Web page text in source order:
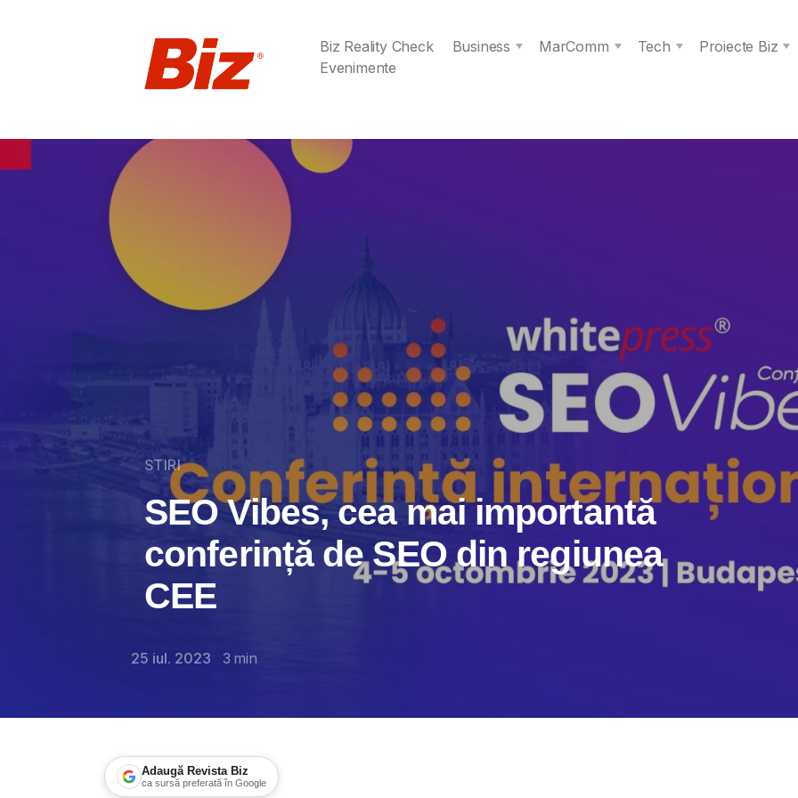
Biz Reality Check Business MarComm Tech
Proiecte Biz
Evenimente
STIRI
SEO Vibes, cea mai importantă
conferință de SEO din regiunea
CEE
25 iul. 2023 3 min
Adaugă Revista Biz
ca sursă preferată în Google